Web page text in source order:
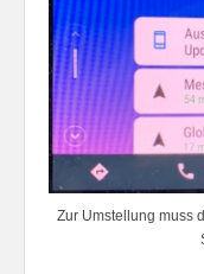
Zur Umstellung muss